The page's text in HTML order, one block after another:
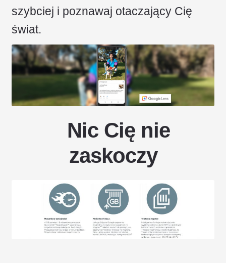
szybciej i poznawaj otaczający Cię
świat.
Nic Cię nie
zaskoczy